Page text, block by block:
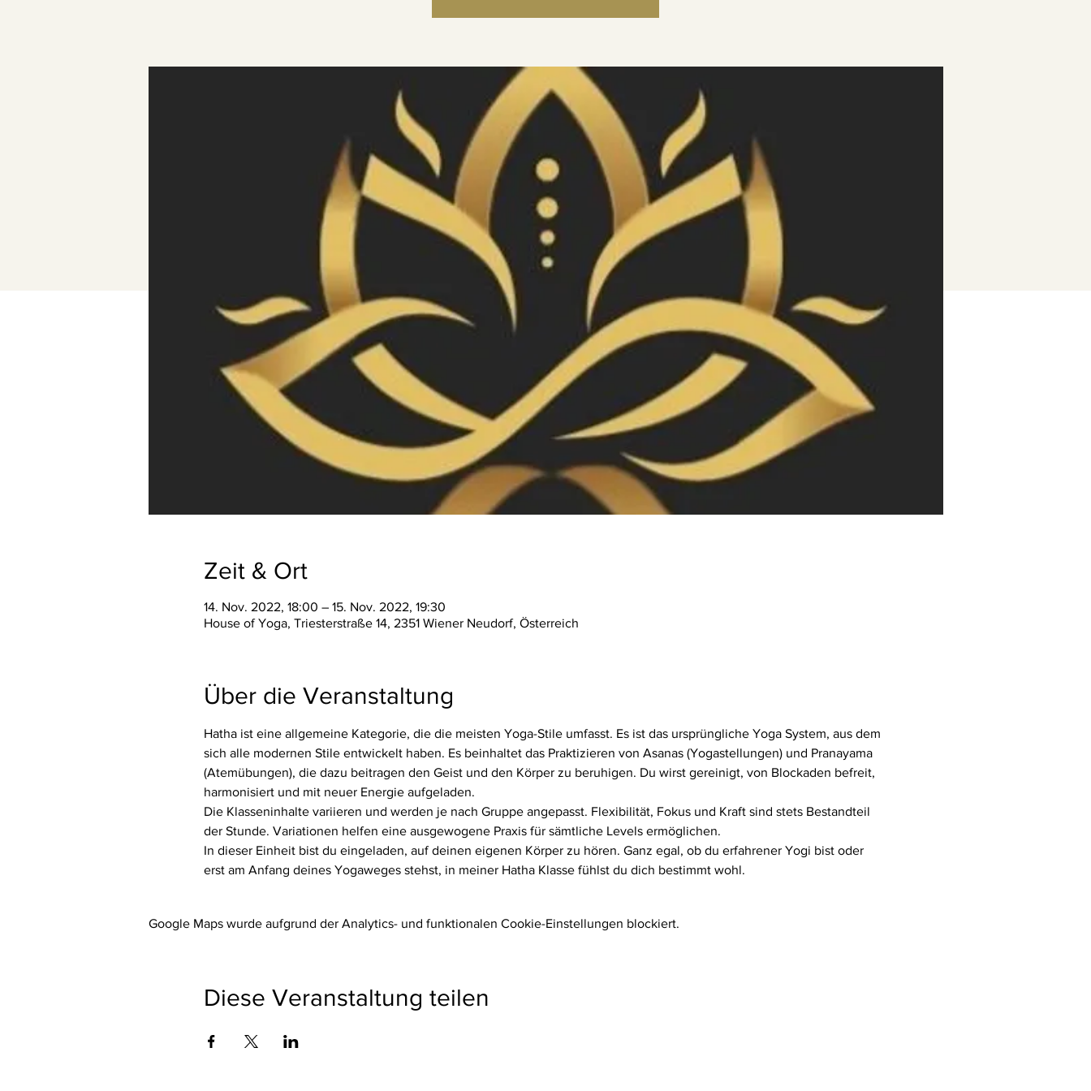
Zeit & Ort
14. Nov. 2022, 18:00 – 15. Nov. 2022, 19:30
House of Yoga, Triesterstraße 14, 2351 Wiener Neudorf, Österreich
Über die Veranstaltung
Hatha ist eine allgemeine Kategorie, die die meisten Yoga-Stile umfasst. Es ist das ursprüngliche Yoga System, aus dem
sich alle modernen Stile entwickelt haben. Es beinhaltet das Praktizieren von Asanas (Yogastellungen) und Pranayama
(Atemübungen), die dazu beitragen den Geist und den Körper zu beruhigen. Du wirst gereinigt, von Blockaden befreit,
harmonisiert und mit neuer Energie aufgeladen.
Die Klasseninhalte variieren und werden je nach Gruppe angepasst. Flexibilität, Fokus und Kraft sind stets Bestandteil
der Stunde. Variationen helfen eine ausgewogene Praxis für sämtliche Levels ermöglichen.
In dieser Einheit bist du eingeladen, auf deinen eigenen Körper zu hören. Ganz egal, ob du erfahrener Yogi bist oder
erst am Anfang deines Yogaweges stehst, in meiner Hatha Klasse fühlst du dich bestimmt wohl.
Google Maps wurde aufgrund der Analytics- und funktionalen Cookie-Einstellungen blockiert.
Diese Veranstaltung teilen